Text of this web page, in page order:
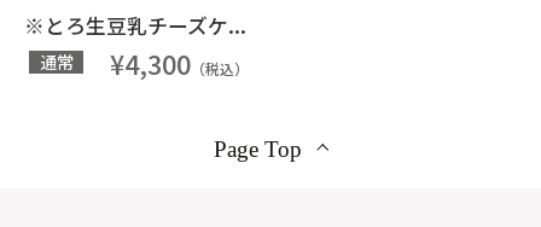
※とろ生豆乳チーズケ...
通常 ¥4,300 （税込）
Page Top